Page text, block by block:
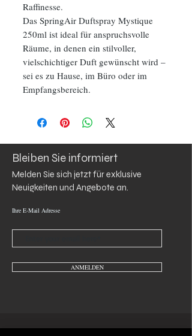
Raffinesse.
Das SpringAir Duftspray Mystique
250ml ist ideal für anspruchsvolle
Räume, in denen ein stilvoller,
vielschichtiger Duft gewünscht wird –
sei es zu Hause, im Büro oder im
Empfangsbereich.
Bleiben Sie informiert
Melden Sie sich jetzt für exklusive
Neuigkeiten und Angebote an.
Ihre E-Mail Adresse
ANMELDEN